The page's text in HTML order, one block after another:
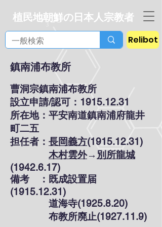
植民地朝鮮の日本人宗教者
Relibot
鎮南浦布教所
曹洞宗鎮南浦布教所
設立申請/認可：1915.12.31
所在地：平安南道鎮南浦府龍井
町二五
担任者： 長岡義方(1915.12.31)
木村雲外→ 別所龍城
(1942.6.17)
備考 ：既成設置届
(1915.12.31)
道海寺(1925.8.20)
布教所廃止(1927.11.9)